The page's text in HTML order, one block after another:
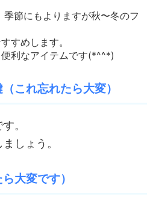
節にもよりますが秋〜冬のフ
すめします。
利なアイテムです(*^^*)
これ忘れたら大変）
。
しょう。
大変です）